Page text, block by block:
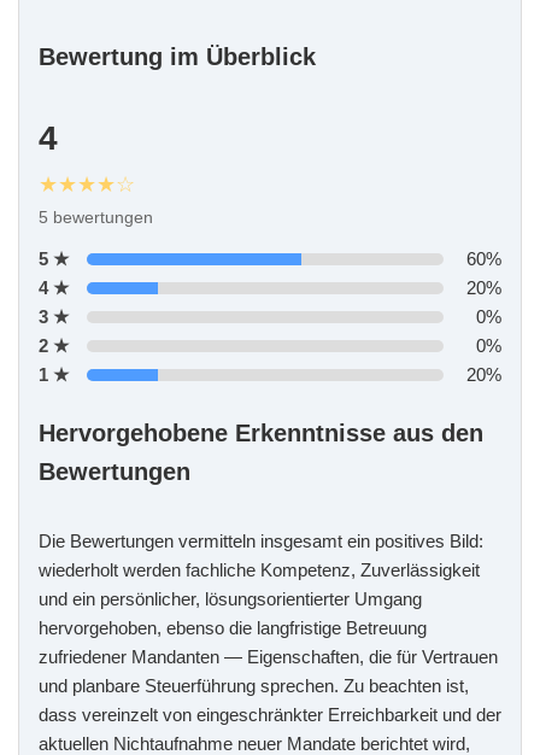
Bewertung im Überblick
4
★★★★☆
5 bewertungen
5 ★
60%
4 ★
20%
3 ★
0%
2 ★
0%
1 ★
20%
Hervorgehobene Erkenntnisse aus den
Bewertungen
Die Bewertungen vermitteln insgesamt ein positives Bild:
wiederholt werden fachliche Kompetenz, Zuverlässigkeit
und ein persönlicher, lösungsorientierter Umgang
hervorgehoben, ebenso die langfristige Betreuung
zufriedener Mandanten — Eigenschaften, die für Vertrauen
und planbare Steuerführung sprechen. Zu beachten ist,
dass vereinzelt von eingeschränkter Erreichbarkeit und der
aktuellen Nichtaufnahme neuer Mandate berichtet wird,